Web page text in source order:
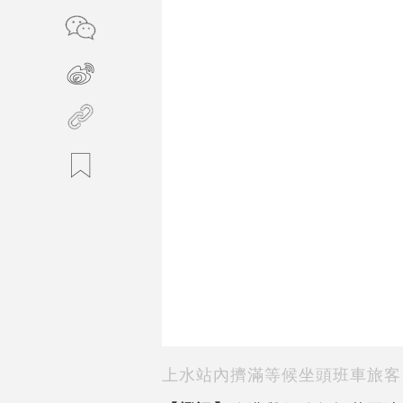
上水站內擠滿等候坐頭班車旅